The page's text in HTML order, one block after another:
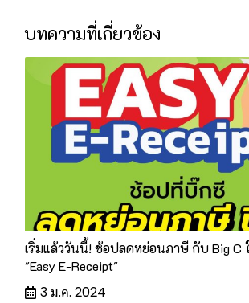
บทความที่เกี่ยวข้อง
เริ่มแล้ววันนี้! ช้อปลดหย่อนภาษี กับ Big C
"Easy E-Receipt"
3 ม.ค. 2024